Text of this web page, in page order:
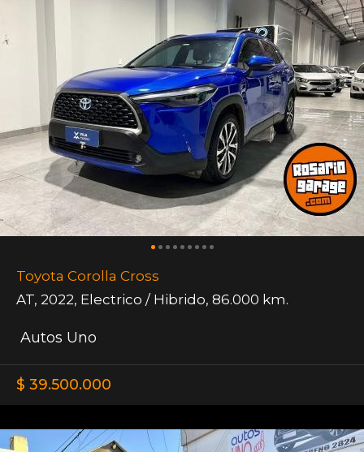
Toyota Corolla Cross
AT, 2022, Electrico / Hibrido, 86.000 km.
Autos Uno
$ 39.500.000